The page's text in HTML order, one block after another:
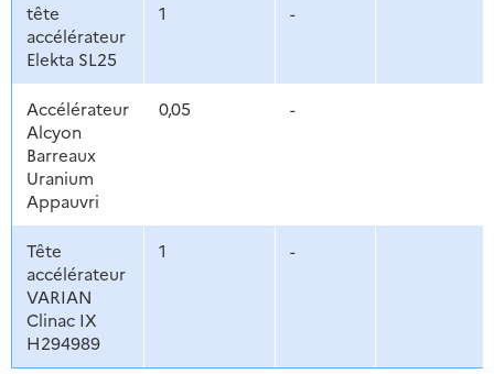
tête
accélérateur
Elekta SL25
1 -
Accélérateur
Alcyon
Barreaux
Uranium
Appauvri
0,05 -
Tête
accélérateur
VARIAN
Clinac IX
H294989
1 -